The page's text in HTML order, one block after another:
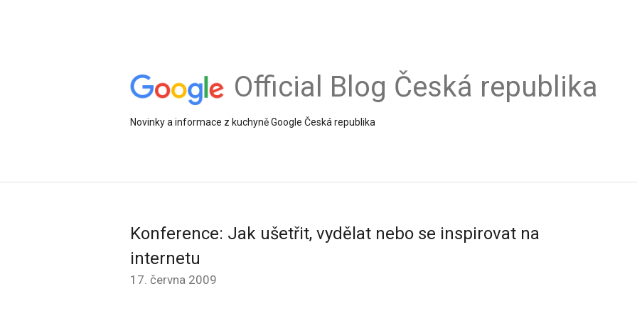
Official Blog Česká republika
Novinky a informace z kuchyně Google Česká republika
Konference: Jak ušetřit, vydělat nebo se inspirovat na
internetu
17. června 2009